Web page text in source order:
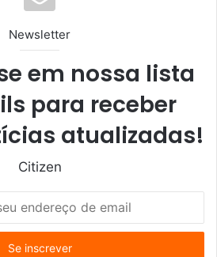
Newsletter
em nossa lista
para receber
atualizadas!
Citizen